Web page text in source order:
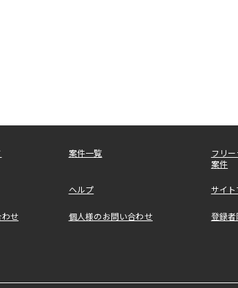
案件一覧
フリ
案件
ヘルプ サイ
わせ 個人様のお問い合わせ 登録者